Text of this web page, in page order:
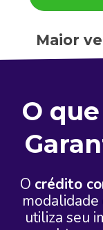
Maior
O
O crédito
utiliza seu